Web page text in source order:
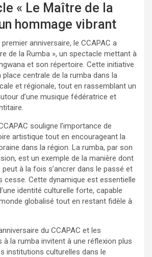
« Le Maître de la
hommage vibrant
anniversaire, le CCAPAC a
de la Rumba », un spectacle mettant à
et son répertoire. Cette initiative
centrale de la rumba dans la
et régionale, tout en rassemblant un
d’une musique fédératrice et
souligne l’importance de
artistique tout en encourageant la
dans la région. La rumba, par son
est un exemple de la manière dont
à la fois s’ancrer dans le passé et
cesse. Cette dynamique est essentielle
identité culturelle forte, capable
globalisé tout en restant fidèle à
du CCAPAC et les
à la rumba invitent à une réflexion plus
institutions culturelles dans le